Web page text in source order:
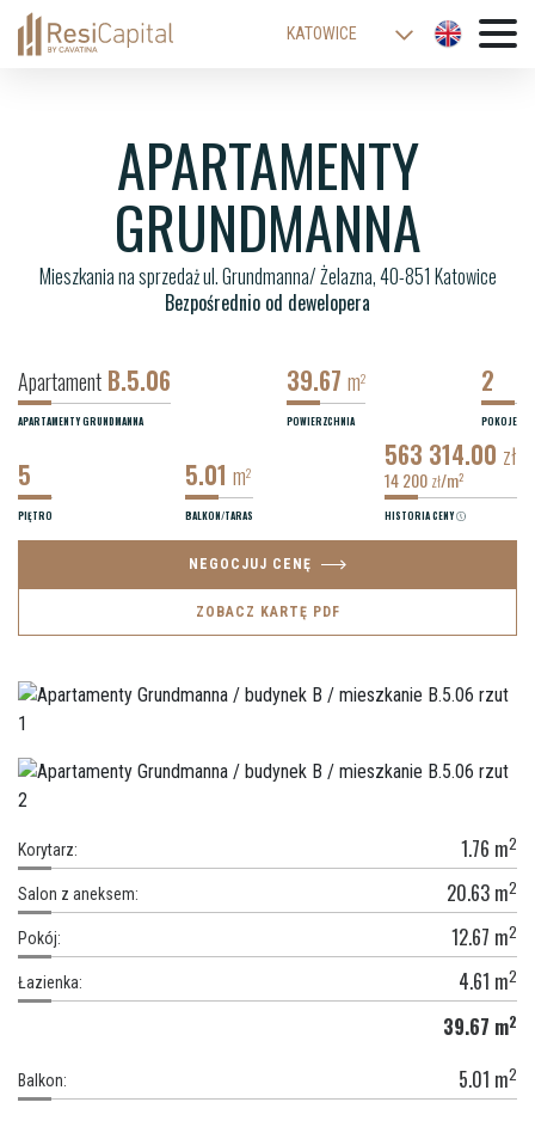
KATOWICE
WROCŁAW
KRAKÓW
BIELSKO-BIAŁA
APARTAMENTY
GRUNDMANNA
Mieszkania na sprzedaż ul. Grundmanna/ Żelazna, 40-851 Katowice
Bezpośrednio od dewelopera
APARTAMENTY GRUNDMANNA
Apartament B.5.06
POWIERZCHNIA
39.67 m2
POKOJE
2
PIĘTRO
5
BALKON/TARAS
5.01 m2
HISTORIA CENY
563 314.00 zł
14 200 zł/m2
NEGOCJUJ CENĘ
ZOBACZ KARTĘ PDF
Korytarz: 1.76 m2
Salon z aneksem: 20.63 m2
Pokój: 12.67 m2
Łazienka: 4.61 m2
39.67 m2
Balkon: 5.01 m2